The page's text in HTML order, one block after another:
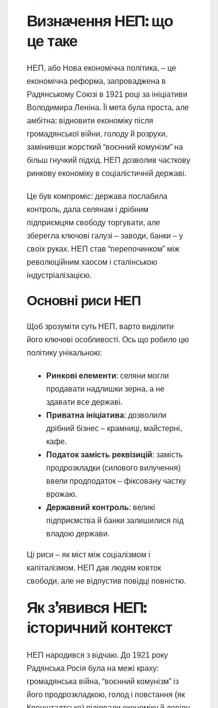
Визначення НЕП: що
це таке
НЕП, або Нова економічна політика, – це
економічна реформа, запроваджена в
Радянському Союзі в 1921 році за ініціативи
Володимира Леніна. Її мета була проста, але
амбітна: відновити економіку після
громадянської війни, голоду й розрухи,
замінивши жорсткий “воєнний комунізм” на
більш гнучкий підхід. НЕП дозволив часткову
ринкову економіку в соціалістичній державі.
Це був компроміс: держава послабила
контроль, дала селянам і дрібним
підприємцям свободу торгувати, але
зберегла ключові галузі – заводи, банки – у
своїх руках. НЕП став “перепочинком” між
революційним хаосом і сталінською
індустріалізацією.
Основні риси НЕП
Щоб зрозуміти суть НЕП, варто виділити
його ключові особливості. Ось що робило цю
політику унікальною:
Ринкові елементи: селяни могли
продавати надлишки зерна, а не
здавати все державі.
Приватна ініціатива: дозволили
дрібний бізнес – крамниці, майстерні,
кафе.
Податок замість реквізицій: замість
продрозкладки (силового вилучення)
ввели продподаток – фіксовану частку
врожаю.
Державний контроль: великі
підприємства й банки залишилися під
владою держави.
Ці риси – як міст між соціалізмом і
капіталізмом. НЕП дав людям ковток
свободи, але не відпустив повідці повністю.
Як з’явився НЕП:
історичний контекст
НЕП народився з відчаю. До 1921 року
Радянська Росія була на межі краху:
громадянська війна, “воєнний комунізм” із
його продрозкладкою, голод і повстання (як